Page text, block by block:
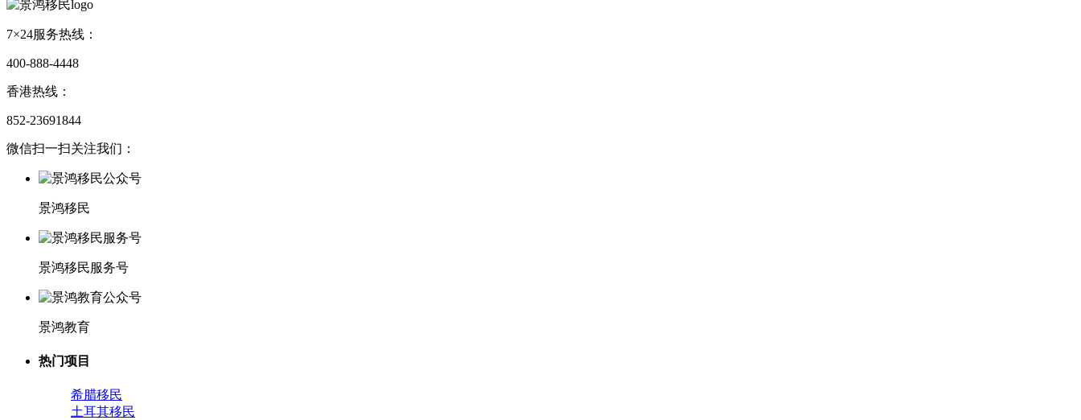
7×24服务热线：
400-888-4448
香港热线：
852-23691844
微信扫一扫关注我们：
景鸿移民
景鸿移民服务号
景鸿教育
热门项目
希腊移民
土耳其移民